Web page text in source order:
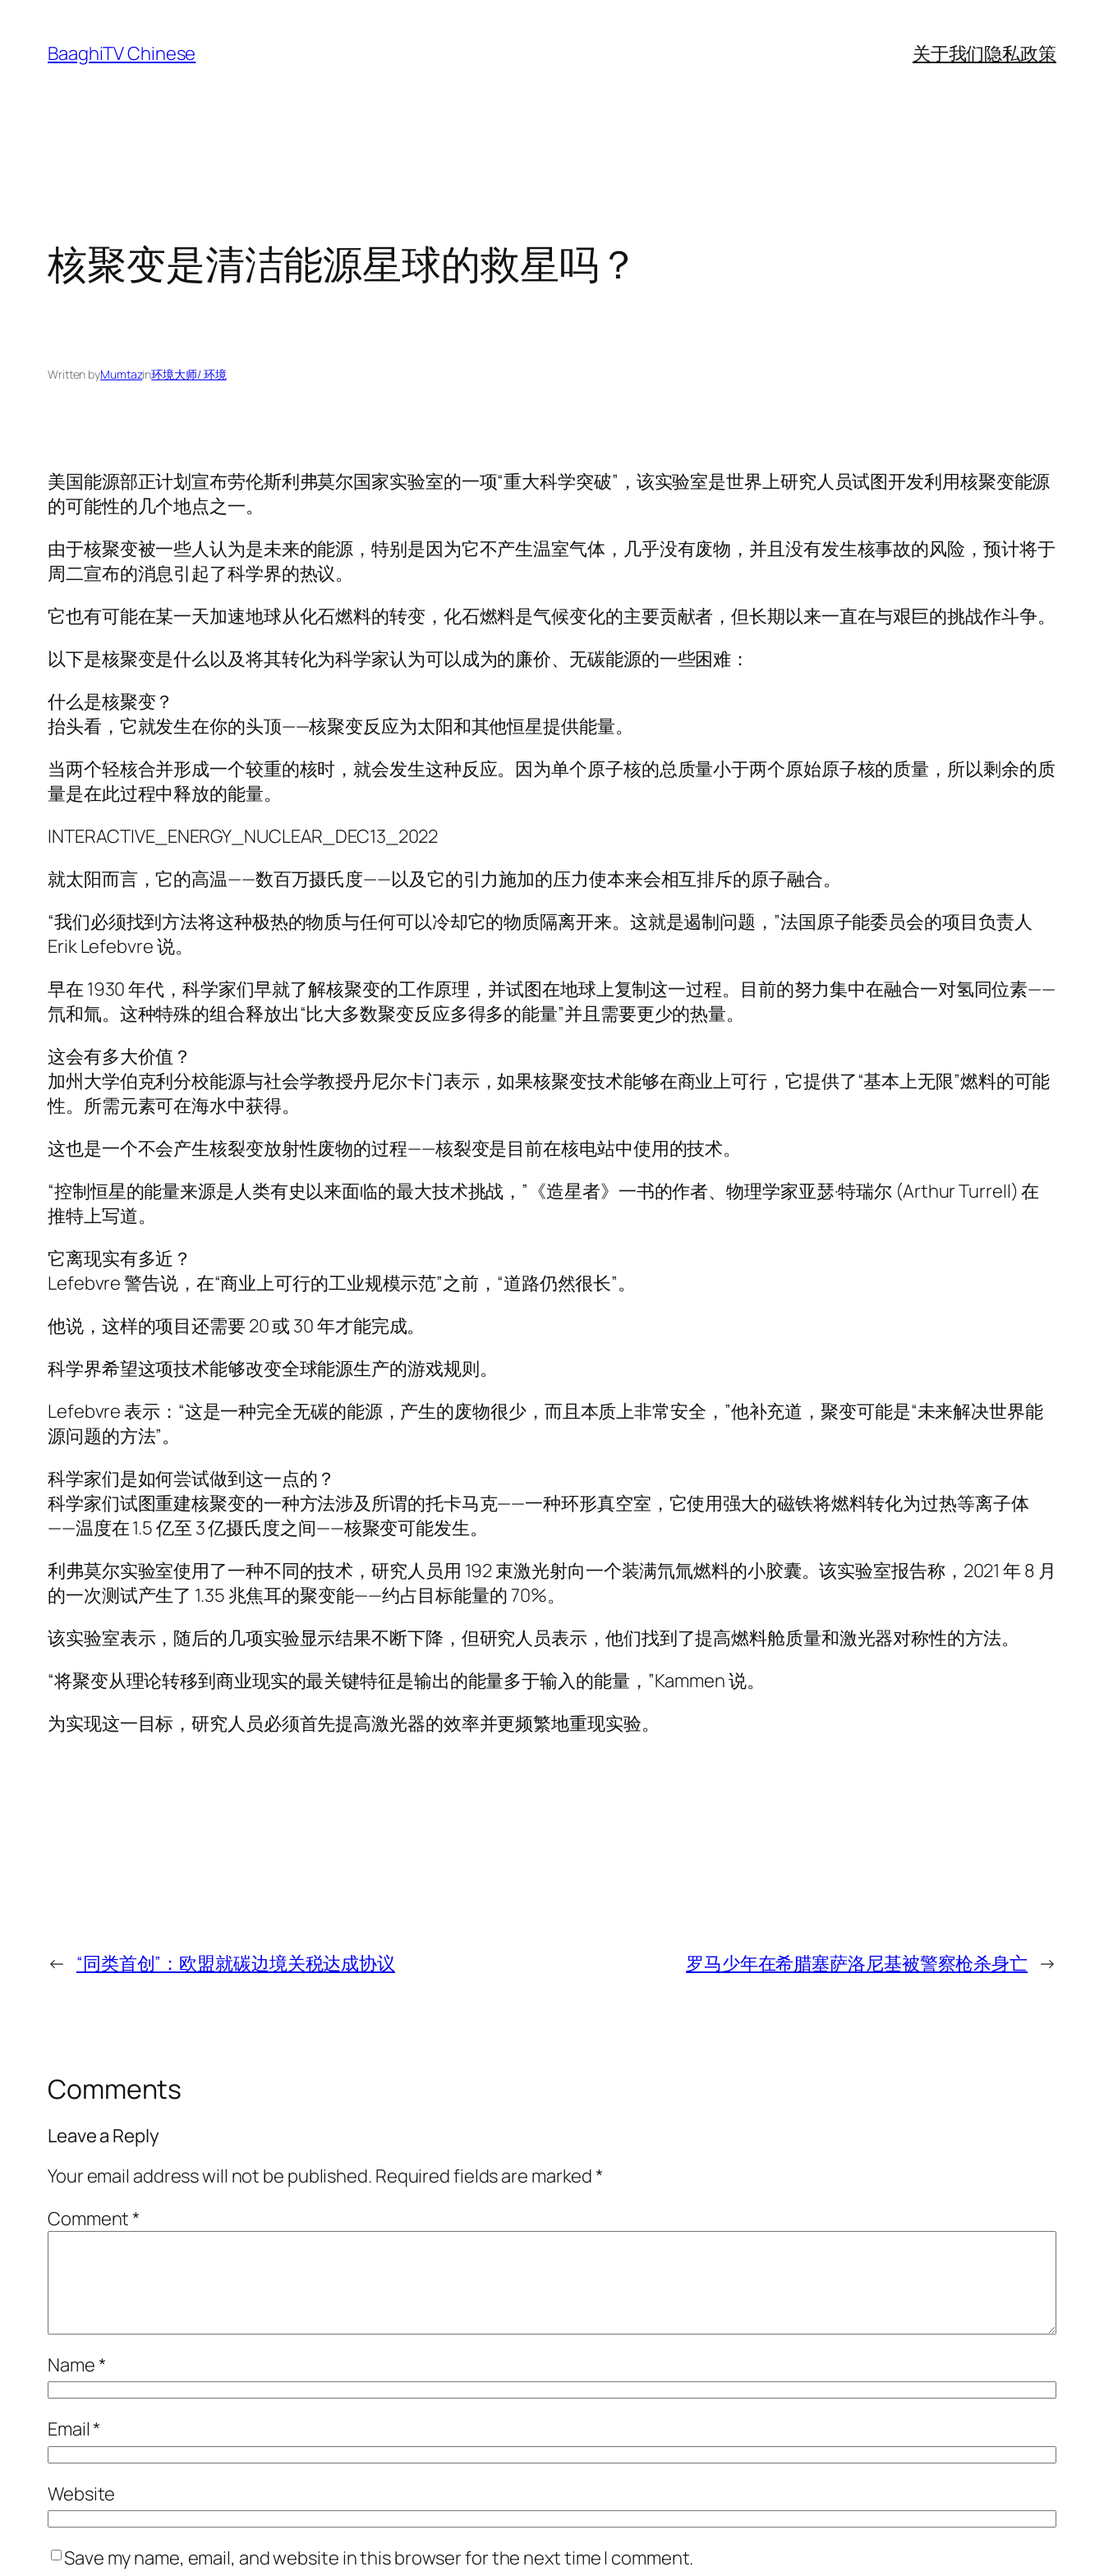
content
BaaghiTV Chinese 关于我们隐私政策
核聚变是清洁能源星球的救星吗？
Written byMumtazin环境大师/ 环境
美国能源部正计划宣布劳伦斯利弗莫尔国家实验室的一项“重大科学突破”，该实验室是世界上研究人员试图开发利用核聚变能源
的可能性的几个地点之一。
由于核聚变被一些人认为是未来的能源，特别是因为它不产生温室气体，几乎没有废物，并且没有发生核事故的风险，预计将于
周二宣布的消息引起了科学界的热议。
它也有可能在某一天加速地球从化石燃料的转变，化石燃料是气候变化的主要贡献者，但长期以来一直在与艰巨的挑战作斗争。
以下是核聚变是什么以及将其转化为科学家认为可以成为的廉价、无碳能源的一些困难：
什么是核聚变？
抬头看，它就发生在你的头顶——核聚变反应为太阳和其他恒星提供能量。
当两个轻核合并形成一个较重的核时，就会发生这种反应。因为单个原子核的总质量小于两个原始原子核的质量，所以剩余的质
量是在此过程中释放的能量。
INTERACTIVE_ENERGY_NUCLEAR_DEC13_2022
就太阳而言，它的高温——数百万摄氏度——以及它的引力施加的压力使本来会相互排斥的原子融合。
“我们必须找到方法将这种极热的物质与任何可以冷却它的物质隔离开来。这就是遏制问题，”法国原子能委员会的项目负责人
Erik Lefebvre 说。
早在 1930 年代，科学家们早就了解核聚变的工作原理，并试图在地球上复制这一过程。目前的努力集中在融合一对氢同位素——
氘和氚。这种特殊的组合释放出“比大多数聚变反应多得多的能量”并且需要更少的热量。
这会有多大价值？
加州大学伯克利分校能源与社会学教授丹尼尔卡门表示，如果核聚变技术能够在商业上可行，它提供了“基本上无限”燃料的可能
性。所需元素可在海水中获得。
这也是一个不会产生核裂变放射性废物的过程——核裂变是目前在核电站中使用的技术。
“控制恒星的能量来源是人类有史以来面临的最大技术挑战，”《造星者》一书的作者、物理学家亚瑟·特瑞尔 (Arthur Turrell) 在
推特上写道。
它离现实有多近？
Lefebvre 警告说，在“商业上可行的工业规模示范”之前，“道路仍然很长”。
他说，这样的项目还需要 20 或 30 年才能完成。
科学界希望这项技术能够改变全球能源生产的游戏规则。
Lefebvre 表示：“这是一种完全无碳的能源，产生的废物很少，而且本质上非常安全，”他补充道，聚变可能是“未来解决世界能
源问题的方法”。
科学家们是如何尝试做到这一点的？
科学家们试图重建核聚变的一种方法涉及所谓的托卡马克——一种环形真空室，它使用强大的磁铁将燃料转化为过热等离子体
——温度在 1.5 亿至 3 亿摄氏度之间——核聚变可能发生。
利弗莫尔实验室使用了一种不同的技术，研究人员用 192 束激光射向一个装满氘氚燃料的小胶囊。该实验室报告称，2021 年 8 月
的一次测试产生了 1.35 兆焦耳的聚变能——约占目标能量的 70%。
该实验室表示，随后的几项实验显示结果不断下降，但研究人员表示，他们找到了提高燃料舱质量和激光器对称性的方法。
“将聚变从理论转移到商业现实的最关键特征是输出的能量多于输入的能量，”Kammen 说。
为实现这一目标，研究人员必须首先提高激光器的效率并更频繁地重现实验。
← “同类首创”：欧盟就碳边境关税达成协议 罗马少年在希腊塞萨洛尼基被警察枪杀身亡 →
Comments
Leave a Reply
Your email address will not be published. Required fields are marked*
Comment*
Name*
Email*
Website
Save my name, email, and website in this browser for the next time I comment.